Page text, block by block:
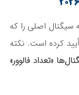
سیگنال اصلی را که
کرده است. نکته
«تعداد فالوور»